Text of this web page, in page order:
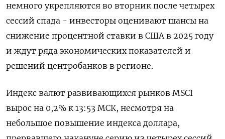
немного укрепляются во вторник после четырех
сессий спада - инвесторы оценивают шансы на
снижение процентной ставки в США в 2025 году
и ждут ряда экономических показателей и
решений центробанков в регионе.
Индекс валют развивающихся рынков MSCI
вырос на 0,2% к 13:53 МСК, несмотря на
небольшое повышение индекса доллара,